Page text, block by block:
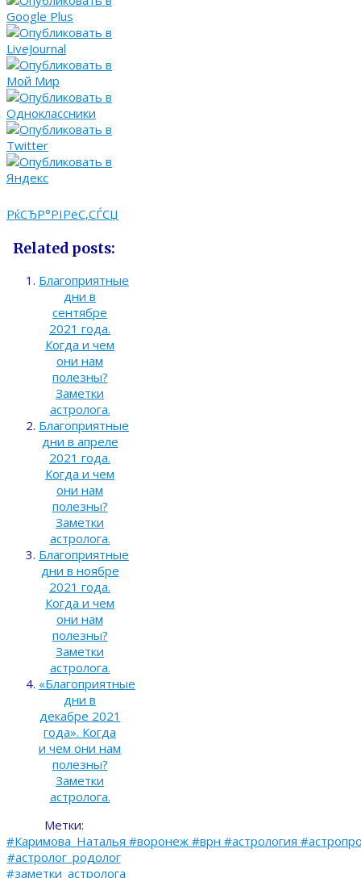
РќСЂР°РІРёС‚СЃСЏ
Related posts:
Благоприятные
дни в
сентябре
2021 года.
Когда и чем
они нам
полезны?
Заметки
астролога.
Благоприятные
дни в апреле
2021 года.
Когда и чем
они нам
полезны?
Заметки
астролога.
Благоприятные
дни в ноябре
2021 года.
Когда и чем
они нам
полезны?
Заметки
астролога.
«Благоприятные
дни в
декабре 2021
года». Когда
и чем они нам
полезны?
Заметки
астролога.
Метки:
#Каримова_Наталья #воронеж #врн #астрология
#астролог_родолог
#заметки_астролога